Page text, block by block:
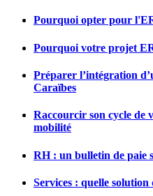
Pourquoi opter pour
Pourquoi votre projet
Préparer l’intégration
Caraïbes
Raccourcir son cycle de
mobilité
RH : un bulletin de paie
Services : quelle